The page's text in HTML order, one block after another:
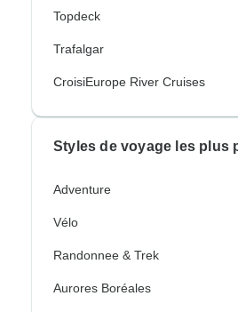
Topdeck
Trafalgar
CroisiEurope River Cruises
Styles de voyage les plus
Adventure
Vélo
Randonnee & Trek
Aurores Boréales